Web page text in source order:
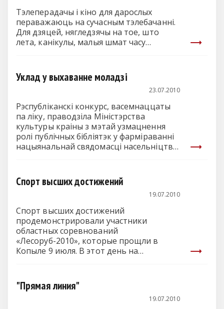
Тэлеперадачы і кіно для дарослых
пераважаюць на сучасным тэлебачанні.
Для дзяцей, нягледзячы на тое, што
лета, канікулы, малыя шмат часу…
Уклад у выхаванне моладзі
23.07.2010
Рэспубліканскі конкурс, васемнаццаты
па ліку, праводзіла Міністэрства
культуры краіны з мэтай узмацнення
ролі публічных бібліятэк у фарміраванні
нацыянальнай свядомасці насельніцтва,
Спорт высших достижений
19.07.2010
Спорт высших достижений
продемонстрировали участники
областных соревнований
«Лесоруб-2010», которые прощли в
Копыле 9 июля. В этот день на
"Прямая линия"
19.07.2010